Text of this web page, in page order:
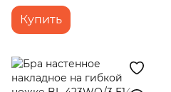
Купить